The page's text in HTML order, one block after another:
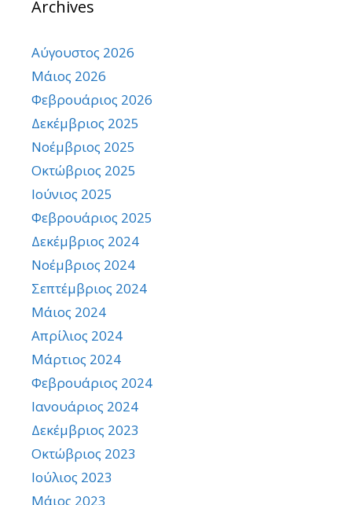
Archives
Αύγουστος 2026
Μάιος 2026
Φεβρουάριος 2026
Δεκέμβριος 2025
Νοέμβριος 2025
Οκτώβριος 2025
Ιούνιος 2025
Φεβρουάριος 2025
Δεκέμβριος 2024
Νοέμβριος 2024
Σεπτέμβριος 2024
Μάιος 2024
Απρίλιος 2024
Μάρτιος 2024
Φεβρουάριος 2024
Ιανουάριος 2024
Δεκέμβριος 2023
Οκτώβριος 2023
Ιούλιος 2023
Μάιος 2023